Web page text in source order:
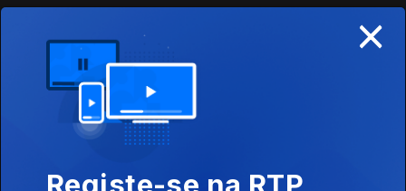
26 jul. 2026
Edição I Eduarda Mendes
×
Registe-se na RTP